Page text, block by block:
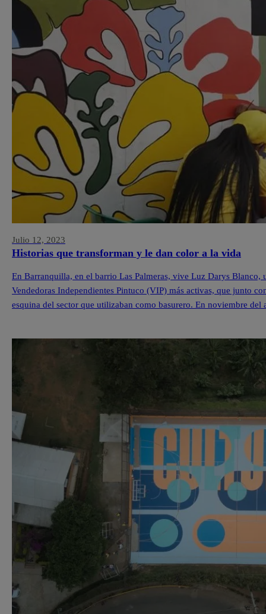
Julio 12, 2023
Historias que transforman y le dan color a la vida
En Barranquilla, en el barrio Las Palmeras, vive Luz Darys Blanco,
Vendedoras Independientes Pintuco (VIP) más activas, que junto
esquina del sector que utilizaban como basurero. En noviembre